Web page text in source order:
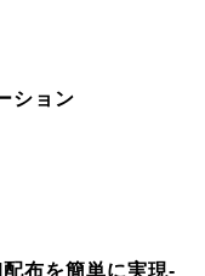
ション
布を簡単に実現-